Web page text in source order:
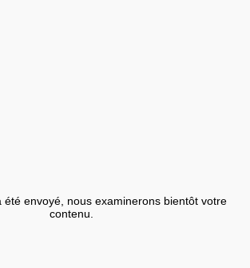
été envoyé, nous examinerons bientôt votre
contenu.